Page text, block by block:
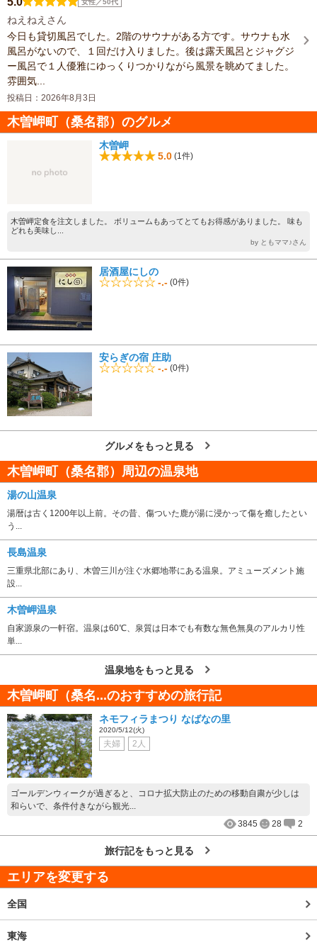
女性／50代
ねえねえさん
今日も貸切風呂でした。2階のサウナがある方です。サウナも水
風呂がないので、１回だけ入りました。後は露天風呂とジャグジ
ー風呂で１人優雅にゆっくりつかりながら風景を眺めてました。
雰囲気...
投稿日：2026年8月3日
木曽岬町（桑名郡）のグルメ
木曽岬
5.0 (1件)
木曽岬定食を注文しました。 ボリュームもあってとてもお得感がありました。 味も
どれも美味し...
by ともママ♪さん
居酒屋にしの
-.- (0件)
安らぎの宿 庄助
-.- (0件)
グルメをもっと見る
木曽岬町（桑名郡）周辺の温泉地
湯の山温泉
湯暦は古く1200年以上前。その昔、傷ついた鹿が湯に浸かって傷を癒したとい
う...
長島温泉
三重県北部にあり、木曽三川が注ぐ水郷地帯にある温泉。アミューズメント施
設...
木曽岬温泉
自家源泉の一軒宿。温泉は60℃、泉質は日本でも有数な無色無臭のアルカリ性
単...
温泉地をもっと見る
木曽岬町（桑名...のおすすめの旅行記
ネモフィラまつり なばなの里
2020/5/12(火)
夫婦 2人
ゴールデンウィークが過ぎると、コロナ拡大防止のための移動自粛が少しは
和らいで、条件付きながら観光...
3845
28 2
旅行記をもっと見る
エリアを変更する
全国
東海